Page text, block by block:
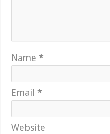
Name*
Email*
Website